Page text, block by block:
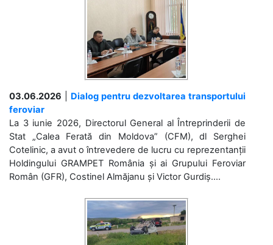
03.06.2026
Dialog pentru dezvoltarea transportului
feroviar
La 3 iunie 2026, Directorul General al Întreprinderii de
Stat „Calea Ferată din Moldova” (CFM), dl Serghei
Cotelinic, a avut o întrevedere de lucru cu reprezentanții
Holdingului GRAMPET România și ai Grupului Feroviar
Român (GFR), Costinel Almăjanu și Victor Gurdiș....